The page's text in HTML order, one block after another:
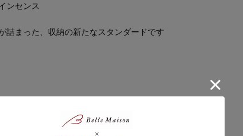
ンセンス
詰まった、収納の新たなスタンダードです